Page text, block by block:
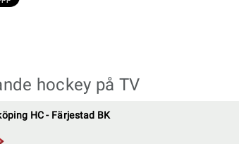
hockey på TV
HC - Färjestad BK